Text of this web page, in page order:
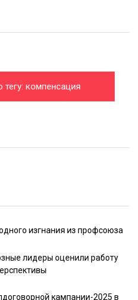
компенсация
изгнания из профсоюза
лидеры оценили работу
кампании-2025 в